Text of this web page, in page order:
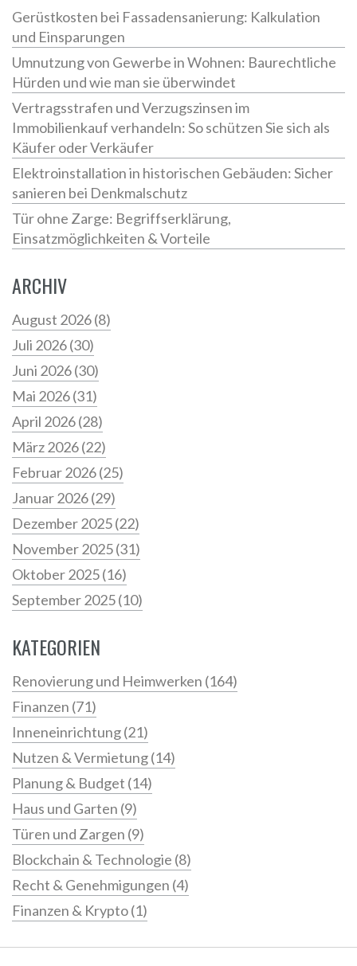
Gerüstkosten bei Fassadensanierung: Kalkulation
und Einsparungen
Umnutzung von Gewerbe in Wohnen: Baurechtliche
Hürden und wie man sie überwindet
Vertragsstrafen und Verzugszinsen im
Immobilienkauf verhandeln: So schützen Sie sich als
Käufer oder Verkäufer
Elektroinstallation in historischen Gebäuden: Sicher
sanieren bei Denkmalschutz
Tür ohne Zarge: Begriffserklärung,
Einsatzmöglichkeiten & Vorteile
ARCHIV
August 2026(8)
Juli 2026(30)
Juni 2026(30)
Mai 2026(31)
April 2026(28)
März 2026(22)
Februar 2026(25)
Januar 2026(29)
Dezember 2025(22)
November 2025(31)
Oktober 2025(16)
September 2025(10)
KATEGORIEN
Renovierung und Heimwerken (164)
Finanzen (71)
Inneneinrichtung(21)
Nutzen & Vermietung(14)
Planung & Budget (14)
Haus und Garten (9)
Türen und Zargen (9)
Blockchain & Technologie (8)
Recht & Genehmigungen (4)
Finanzen & Krypto(1)